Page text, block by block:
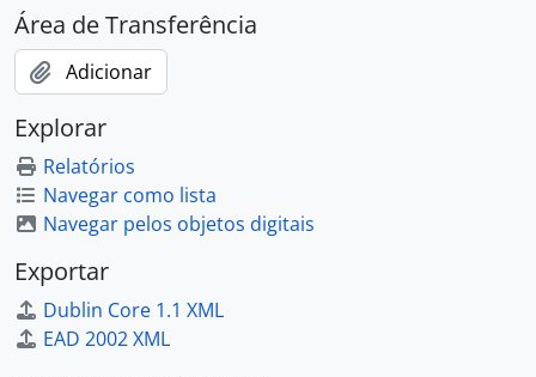
Área de Transferência
Adicionar
Explorar
Relatórios
Navegar como lista
Navegar pelos objetos digitais
Exportar
Dublin Core 1.1 XML
EAD 2002 XML